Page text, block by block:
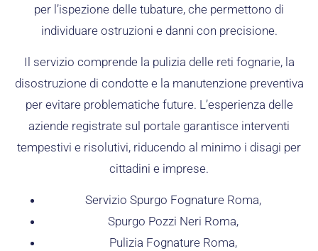
per l’ispezione delle tubature, che permettono di
individuare ostruzioni e danni con precisione.
Il servizio comprende la pulizia delle reti fognarie, la
disostruzione di condotte e la manutenzione preventiva
per evitare problematiche future. L’esperienza delle
aziende registrate sul portale garantisce interventi
tempestivi e risolutivi, riducendo al minimo i disagi per
cittadini e imprese.
Servizio Spurgo Fognature Roma,
Spurgo Pozzi Neri Roma,
Pulizia Fognature Roma,